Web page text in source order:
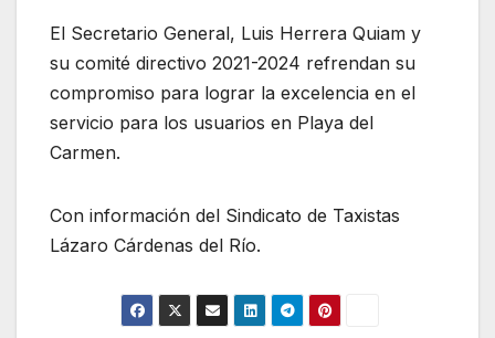
El Secretario General, Luis Herrera Quiam y
su comité directivo 2021-2024 refrendan su
compromiso para lograr la excelencia en el
servicio para los usuarios en Playa del
Carmen.
Con información del Sindicato de Taxistas
Lázaro Cárdenas del Río.